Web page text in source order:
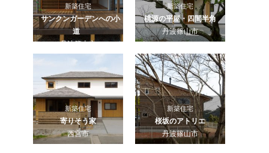
新築住宅
サンクンガーデンへの小
道
丹波篠山市
新築住宅
桃源の平屋・四間半角
丹波篠山市
新築住宅
寄りそう家
西宮市
新築住宅
桜坂のアトリエ
丹波篠山市